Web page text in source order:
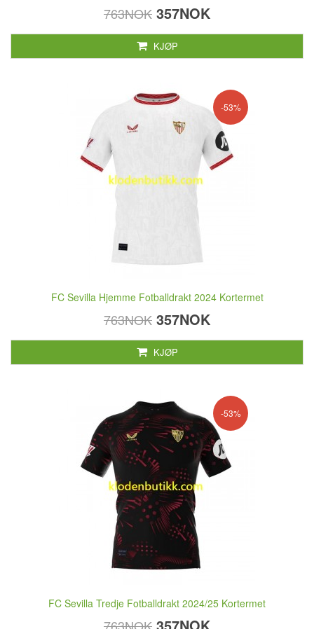
763NOK 357NOK
KJØP
-53%
FC Sevilla Hjemme Fotballdrakt 2024 Kortermet
763NOK 357NOK
KJØP
-53%
FC Sevilla Tredje Fotballdrakt 2024/25 Kortermet